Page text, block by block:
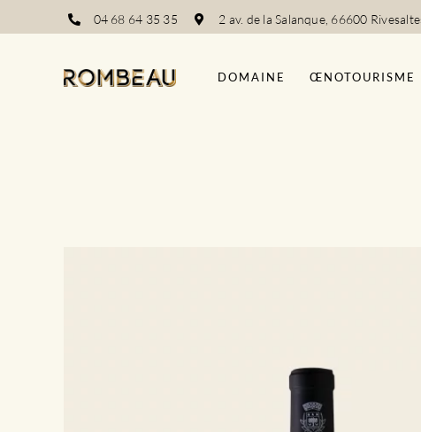
au
04 68 64 35 35 2 av. de la Salanque, 66600
DOMAINE ŒNOTOURISME